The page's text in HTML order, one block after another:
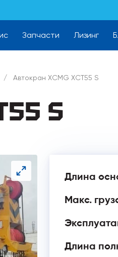
Запчасти Лизинг
/ Автокран XCMG XCT55 S
S
Длина
Макс.
Длина